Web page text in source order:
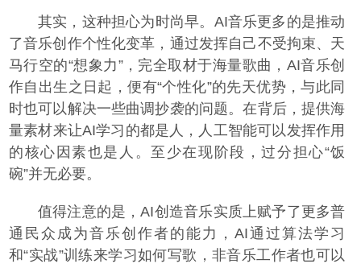
其实，这种担心为时尚早。AI音乐更多的是推动
了音乐创作个性化变革，通过发挥自己不受拘束、天
马行空的“想象力”，完全取材于海量歌曲，AI音乐创
作自出生之日起，便有“个性化”的先天优势，与此同
时也可以解决一些曲调抄袭的问题。在背后，提供海
量素材来让AI学习的都是人，人工智能可以发挥作用
的核心因素也是人。至少在现阶段，过分担心“饭
碗”并无必要。
值得注意的是，AI创造音乐实质上赋予了更多普
通民众成为音乐创作者的能力，AI通过算法学习
和“实战”训练来学习如何写歌，非音乐工作者也可以